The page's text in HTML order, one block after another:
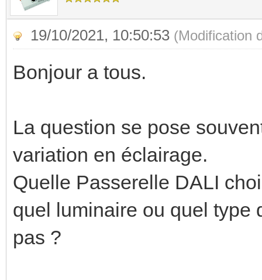
19/10/2021, 10:50:53 (Modification
Bonjour a tous.
La question se pose
variation en éclairage.
Quelle Passerelle DALI
quel luminaire ou quel type
pas ?